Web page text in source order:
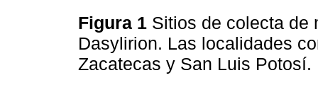
Figura 1 Sitios de colecta de
Dasylirion. Las localidades
Zacatecas y San Luis Potosí.